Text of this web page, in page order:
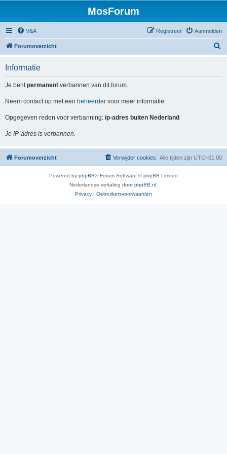
MosForum
V&A Aanmelden
Registreer
Forumoverzicht
Informatie
Je bentpermanent verbannen van dit forum.
Neem contact op met een beheerder voor meer informatie.
Opgegeven reden voor verbanning: ip-adres buiten Nederland
Je IP-adres is verbannen.
Forumoverzicht Alle tijden zijn UTC+01:00
Verwijder cookies
Powered by phpBB® Forum Software © phpBB Limited
Nederlandse vertaling doorphpBB.nl
Privacy | Gebruikersvoorwaarden